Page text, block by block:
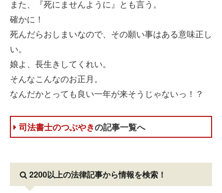
また、『死にませんように』とも言う。
確かに！
死んだらおしまいなので、その願い事はある意味正し
い。
娘よ、長生きしてくれい。
そんなこんなのお正月。
なんだかとっても良い一年が来そうじゃないっ！？
司法書士のつぶやきの記事一覧へ
2200以上の法律記事から情報を検索！